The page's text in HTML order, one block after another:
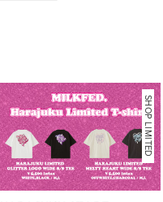
SHOP LIMITED